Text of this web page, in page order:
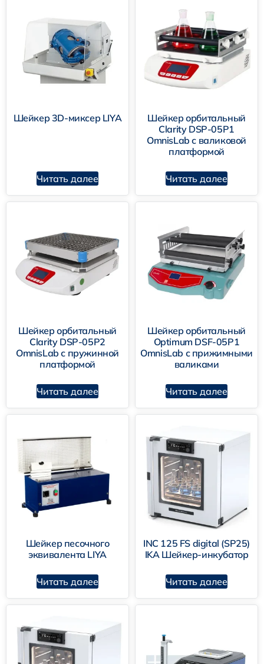
Шейкер 3D-миксер LIYA
Читать далее
Шейкер орбитальный
Clarity DSP-05P1
OmnisLab с валиковой
платформой
Читать далее
Шейкер орбитальный
Clarity DSP-05P2
OmnisLab с пружинной
платформой
Читать далее
Шейкер орбитальный
Optimum DSF-05P1
OmnisLab с прижимными
валиками
Читать далее
Шейкер песочного
эквивалента LIYA
Читать далее
INC 125 FS digital (SP25)
IKA Шейкер-инкубатор
Читать далее